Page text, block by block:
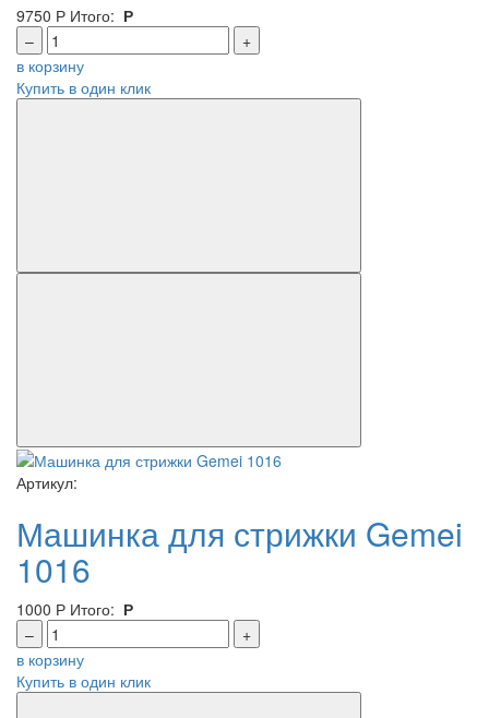
9750 Р Итого: Р
–
+
в корзину
Купить в один клик
Артикул:
Машинка для стрижки Gemei
1016
1000 Р Итого: Р
–
+
в корзину
Купить в один клик